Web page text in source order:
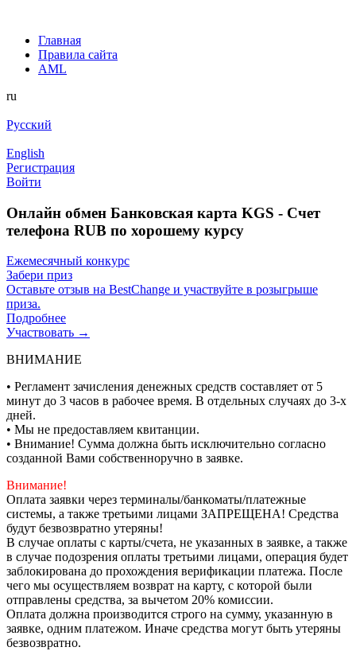
Главная
Правила сайта
AML
ru
Русский
English
Регистрация
Войти
Онлайн обмен Банковская карта KGS - Счет
телефона RUB по хорошему курсу
Ежемесячный конкурс
Забери приз
Оставьте отзыв на BestChange и участвуйте в розыгрыше
приза.
Подробнее
Участвовать →
ВНИМАНИЕ
• Регламент зачисления денежных средств составляет от 5
минут до 3 часов в рабочее время. В отдельных случаях до 3-х
дней.
• Мы не предоставляем квитанции.
• Внимание! Сумма должна быть исключительно согласно
созданной Вами собственноручно в заявке.
Внимание!
Оплата заявки через терминалы/банкоматы/платежные
системы, а также третьими лицами ЗАПРЕЩЕНА! Средства
будут безвозвратно утеряны!
В случае оплаты с карты/счета, не указанных в заявке, а также
в случае подозрения оплаты третьими лицами, операция будет
заблокирована до прохождения верификации платежа. После
чего мы осуществляем возврат на карту, с которой были
отправлены средства, за вычетом 20% комиссии.
Оплата должна производится строго на сумму, указанную в
заявке, одним платежом. Иначе средства могут быть утеряны
безвозвратно.